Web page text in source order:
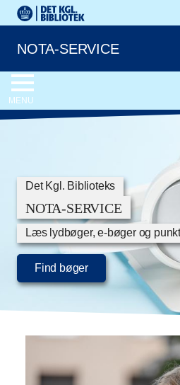
Gå til hovedindholdet
Det Kongelige Biblioteks logo.
NOTA-SERVICE
MENU
Det Kgl. Biblioteks
NOTA-SERVICE
Læs lydbøger, e-bøger og
Find bøger
- Åbner nota.dk/bibliotek